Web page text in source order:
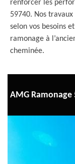
renforcer les
59740. Nos
selon vos besoins
ramonage à
cheminée.
AMG